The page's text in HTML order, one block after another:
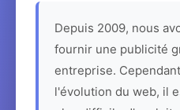
Depuis 2009, nous
fournir une publicité
entreprise.
l'évolution du web, il